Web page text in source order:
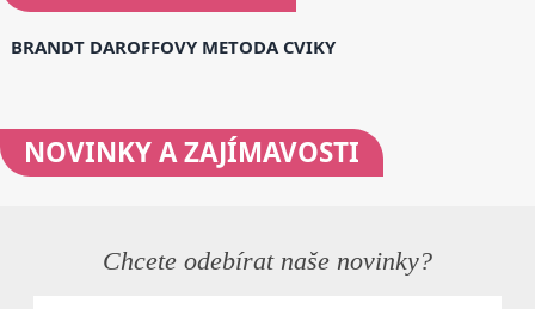
BRANDT DAROFFOVY METODA CVIKY
NOVINKYA ZAJÍMAVOSTI
Chcete odebírat naše novinky?